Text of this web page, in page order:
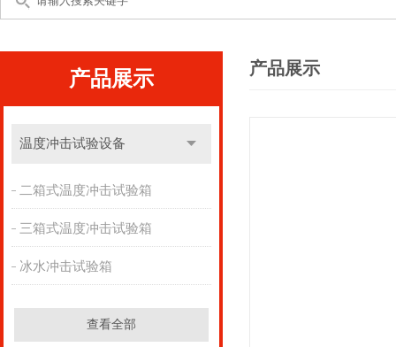
产品展示
温度冲击试验设备
二箱式温度冲击试验箱
三箱式温度冲击试验箱
冰水冲击试验箱
查看全部
产品展示